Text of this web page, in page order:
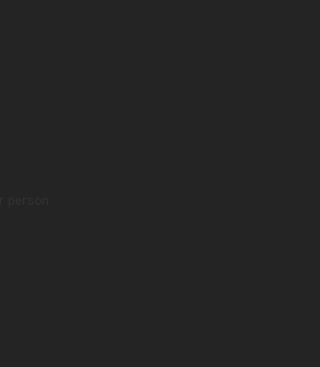
på ett sportevenemang med något av de stora